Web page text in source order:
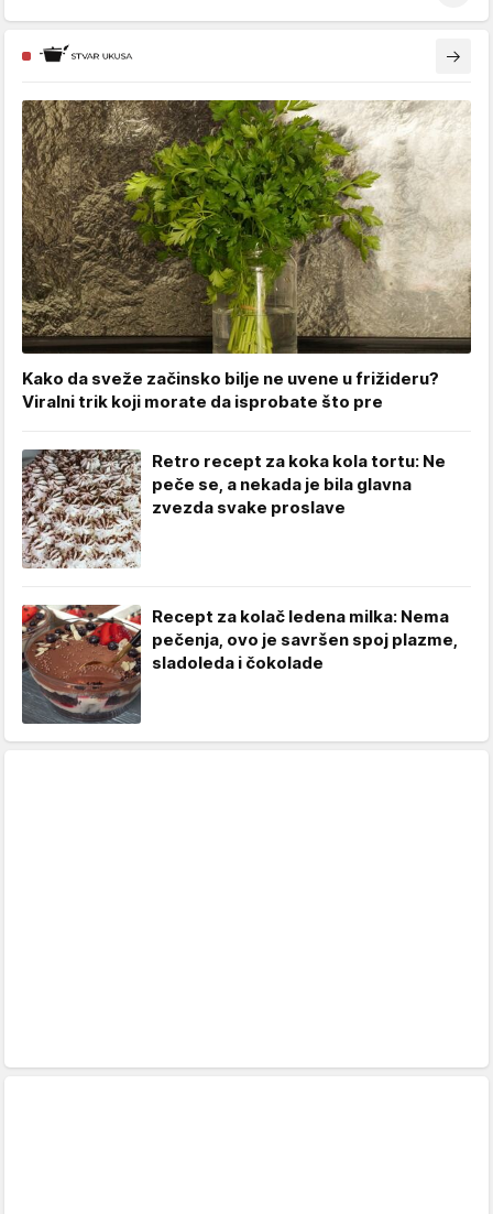
Kako da sveže začinsko bilje ne uvene u frižideru?
Viralni trik koji morate da isprobate što pre
Retro recept za koka kola tortu: Ne
peče se, a nekada je bila glavna
zvezda svake proslave
Recept za kolač ledena milka: Nema
pečenja, ovo je savršen spoj plazme,
sladoleda i čokolade